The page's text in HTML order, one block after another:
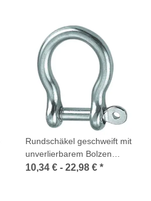
Rundschäkel geschweift mit
unverlierbarem Bolzen
Edelstahl A4
10,34 € - 22,98 € *